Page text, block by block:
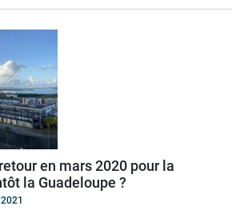
en mars 2020 pour la
la Guadeloupe ?